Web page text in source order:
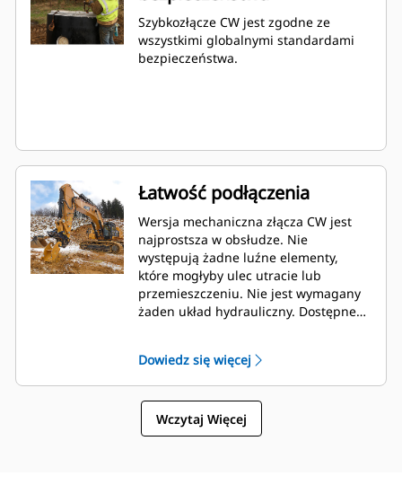
Szybkozłącze CW jest zgodne ze
wszystkimi globalnymi standardami
bezpieczeństwa.
Łatwość podłączenia
Wersja mechaniczna złącza CW jest
najprostsza w obsłudze. Nie
występują żadne luźne elementy,
które mogłyby ulec utracie lub
przemieszczeniu. Nie jest wymagany
żaden układ hydrauliczny. Dostępne
hydrauliczną w dowolnym czasie.
Dowiedz się więcej
Wczytaj Więcej